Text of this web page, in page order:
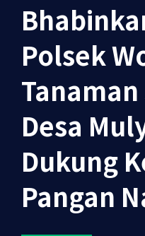
Polsek
Desa
Dukung
Pangan